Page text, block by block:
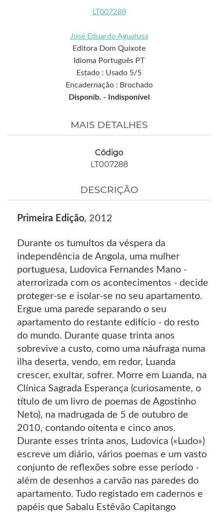
LT007288
José Eduardo Agualusa
Editora Dom Quixote
Idioma Português PT
Estado : Usado 5/5
Encadernação : Brochado
Disponib. -
Indisponível
MAIS DETALHES
Código
LT007288
DESCRIÇÃO
Primeira Edição, 2012
Durante os tumultos da véspera da
independência de Angola, uma mulher
portuguesa, Ludovica Fernandes Mano -
aterrorizada com os acontecimentos - decide
proteger-se e isolar-se no seu apartamento.
Ergue uma parede separando o seu
apartamento do restante edifício - do resto
do mundo. Durante quase trinta anos
sobrevive a custo, como uma náufraga numa
ilha deserta, vendo, em redor, Luanda
crescer, exultar, sofrer. Morre em Luanda, na
Clínica Sagrada Esperança (curiosamente, o
título de um livro de poemas de Agostinho
Neto), na madrugada de 5 de outubro de
2010, contando oitenta e cinco anos.
Durante esses trinta anos, Ludovica («Ludo»)
escreve um diário, vários poemas e um vasto
conjunto de reflexões sobre esse período -
além de desenhos a carvão nas paredes do
apartamento. Tudo registado em cadernos e
papéis que Sabalu Estêvão Capitango